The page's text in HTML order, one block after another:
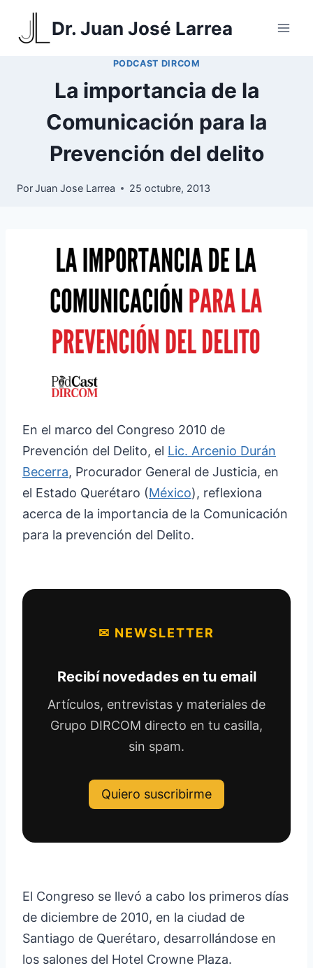
Saltar
Dr. Juan José Larrea
PODCAST DIRCOM
La importancia de la
Comunicación para la
Prevención del delito
PorJuan Jose Larrea 25 octubre, 2013
En el marco del Congreso 2010 de
Prevención del Delito, el Lic. Arcenio Durán
Becerra, Procurador General de Justicia, en
el Estado Querétaro (México), reflexiona
acerca de la importancia de la Comunicación
para la prevención del Delito.
✉ NEWSLETTER
Recibí novedades en tu email
Artículos, entrevistas y materiales de
Grupo DIRCOM directo en tu casilla,
sin spam.
Quiero suscribirme
El Congreso se llevó a cabo los primeros días
de diciembre de 2010, en la ciudad de
Santiago de Querétaro, desarrollándose en
los salones del Hotel Crowne Plaza.